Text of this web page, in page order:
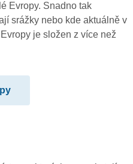
Evropy. Snadno tak
srážky nebo kde aktuálně v
je složen z více než